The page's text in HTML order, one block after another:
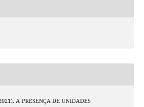
A PRESENÇA DE UNIDADES